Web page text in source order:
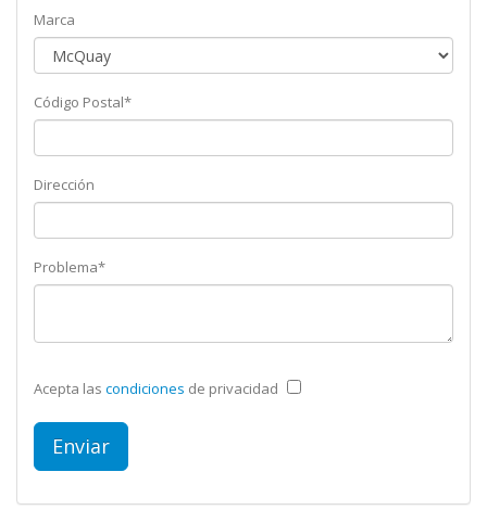
Marca
Código Postal*
Dirección
Problema*
Acepta las condiciones de privacidad